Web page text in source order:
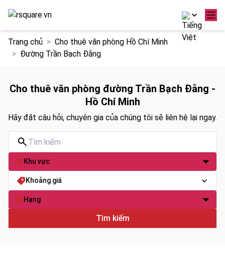
đến
Trang chủ
Cho thuê văn phòng Hồ Chí Minh
Đường Trần Bạch Đằng
Cho thuê văn phòng đường Trần Bạch Đằng -
Hồ Chí Minh
Hãy đặt câu hỏi, chuyên gia của chúng tôi sẽ liên hệ lại ngay.
Khu vực
Khoảng giá
Hạng
Tìm kiếm